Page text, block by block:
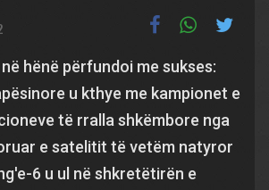
hënë përfundoi me sukses:
u kthye me kampionet e
të rralla shkëmbore nga
e satelitit të vetëm natyror
6 u ul në shkretëtirën e